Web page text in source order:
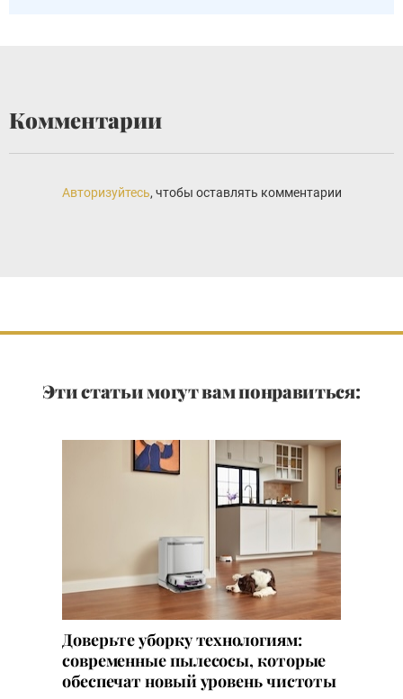
Комментарии
Авторизуйтесь, чтобы оставлять комментарии
Эти статьи могут вам понравиться:
Доверьте уборку технологиям:
современные пылесосы, которые
обеспечат новый уровень чистоты